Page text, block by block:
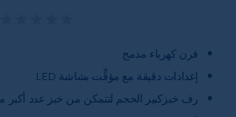
فرن كهرباء مدمج
إعدادات دقيقة مع مؤقِّت بشاشة LED
رف خبزكبير الحجم لتتمكن من خبز عدد